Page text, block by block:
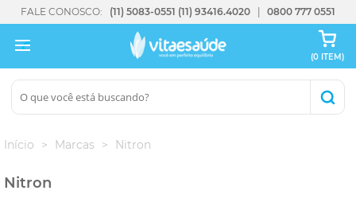
FALE CONOSCO: (11) 5083-0551 (11) 93416.4020 0800 777 0551
(0 ITEM)
Início Marcas Nitron
Nitron